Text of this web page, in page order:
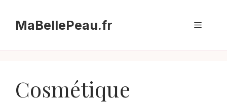
contenuMaBellePeau.fr Menu
Cosmétique